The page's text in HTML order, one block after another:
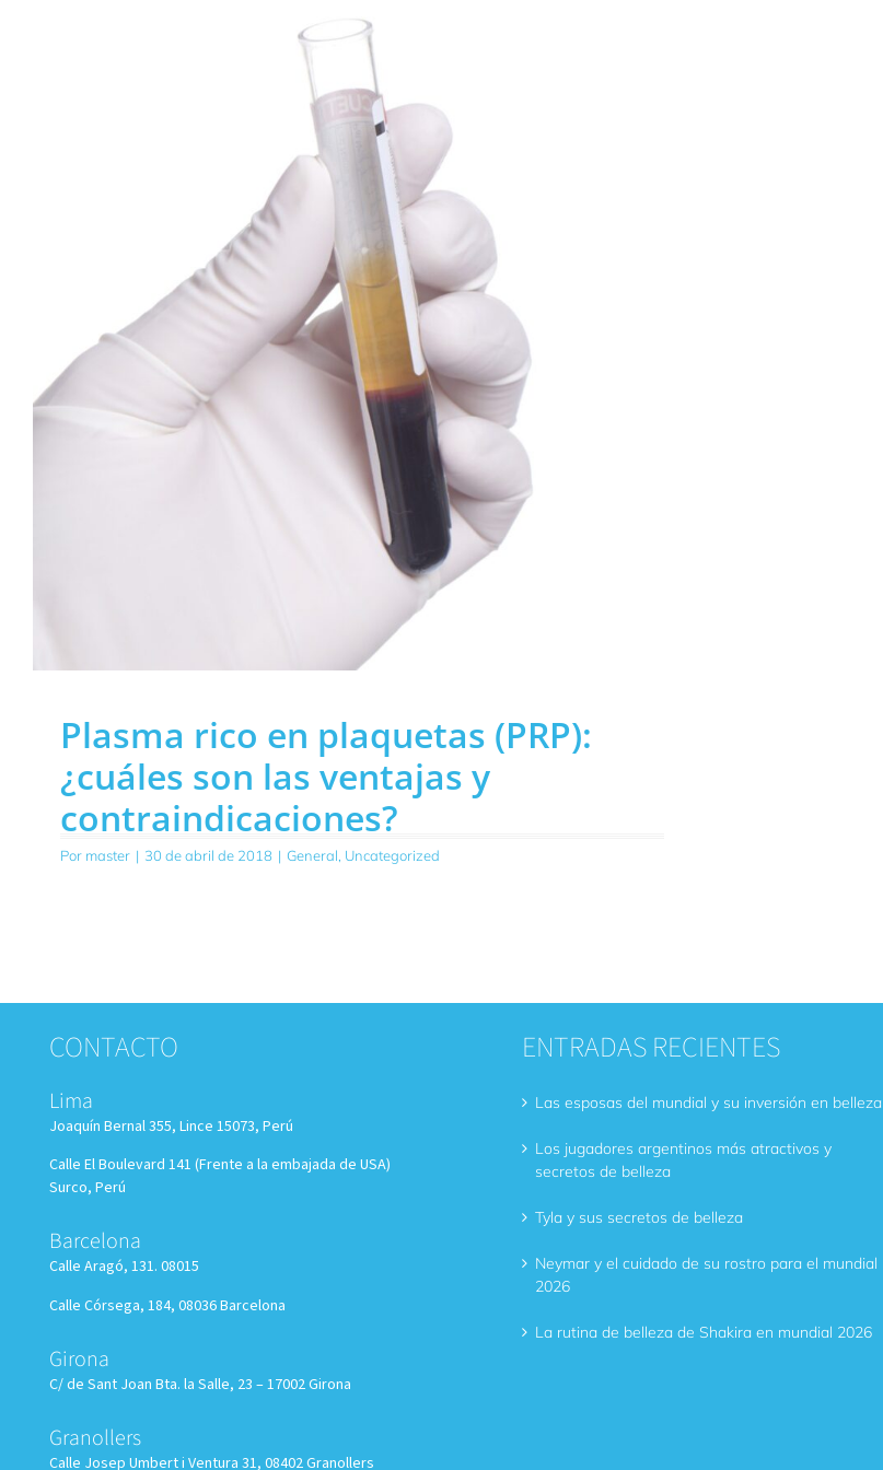
Plasma rico en plaquetas (PRP):
¿cuáles son las ventajas y
contraindicaciones?
Por master | 30 de abril de 2018 | General Uncategorized
CONTACTO
Lima
Joaquín Bernal 355, Lince 15073, Perú
Calle El Boulevard 141 (Frente a la embajada de USA)
Surco, Perú
Barcelona
Calle Aragó, 131. 08015
Calle Córsega, 184, 08036 Barcelona
Girona
C/ de Sant Joan Bta. la Salle, 23 – 17002 Girona
Granollers
Calle Josep Umbert i Ventura 31, 08402 Granollers
ENTRADAS RECIENTES
Las esposas del mundial y su inversión en belleza
Los jugadores argentinos más atractivos y
secretos de belleza
Tyla y sus secretos de belleza
Neymar y el cuidado de su rostro para el mundial
2026
La rutina de belleza de Shakira en mundial 2026